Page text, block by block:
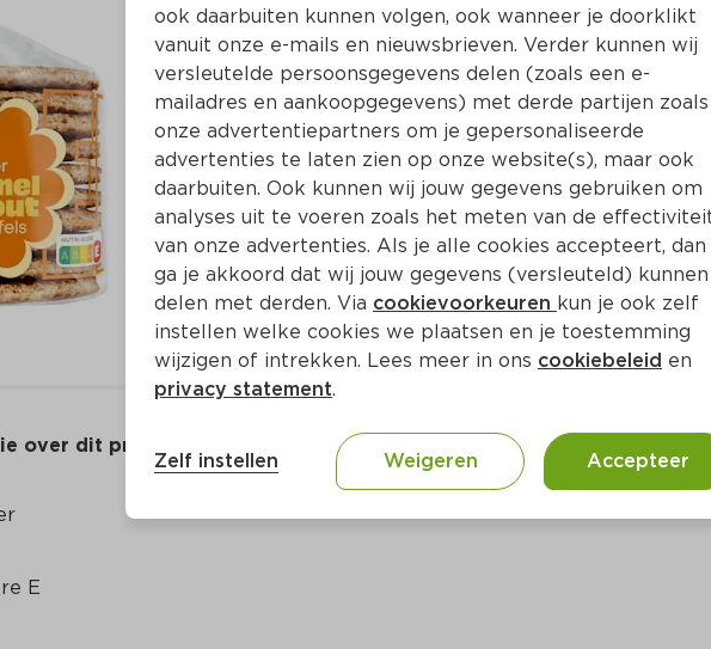
2.49
Toevoegen
over dit product
E
ook daarbuiten kunnen volgen, ook wanneer je doorklikt
vanuit onze e-mails en nieuwsbrieven. Verder kunnen wij
versleutelde persoonsgegevens delen (zoals een e-
mailadres en aankoopgegevens) met derde partijen zoals
onze advertentiepartners om je gepersonaliseerde
advertenties te laten zien op onze website(s), maar ook
daarbuiten. Ook kunnen wij jouw gegevens gebruiken om
analyses uit te voeren zoals het meten van de
van onze advertenties. Als je alle cookies accepteert, dan
ga je akkoord dat wij jouw gegevens (versleuteld) kunnen
delen met derden. Via cookievoorkeuren kun je ook zelf
instellen welke cookies we plaatsen en je toestemming
wijzigen of intrekken. Lees meer in ons cookiebeleid en
privacy statement.
Zelf instellen Weigeren Accepteer